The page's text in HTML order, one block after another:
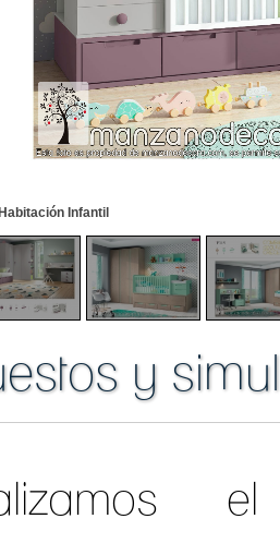
Infantil
y